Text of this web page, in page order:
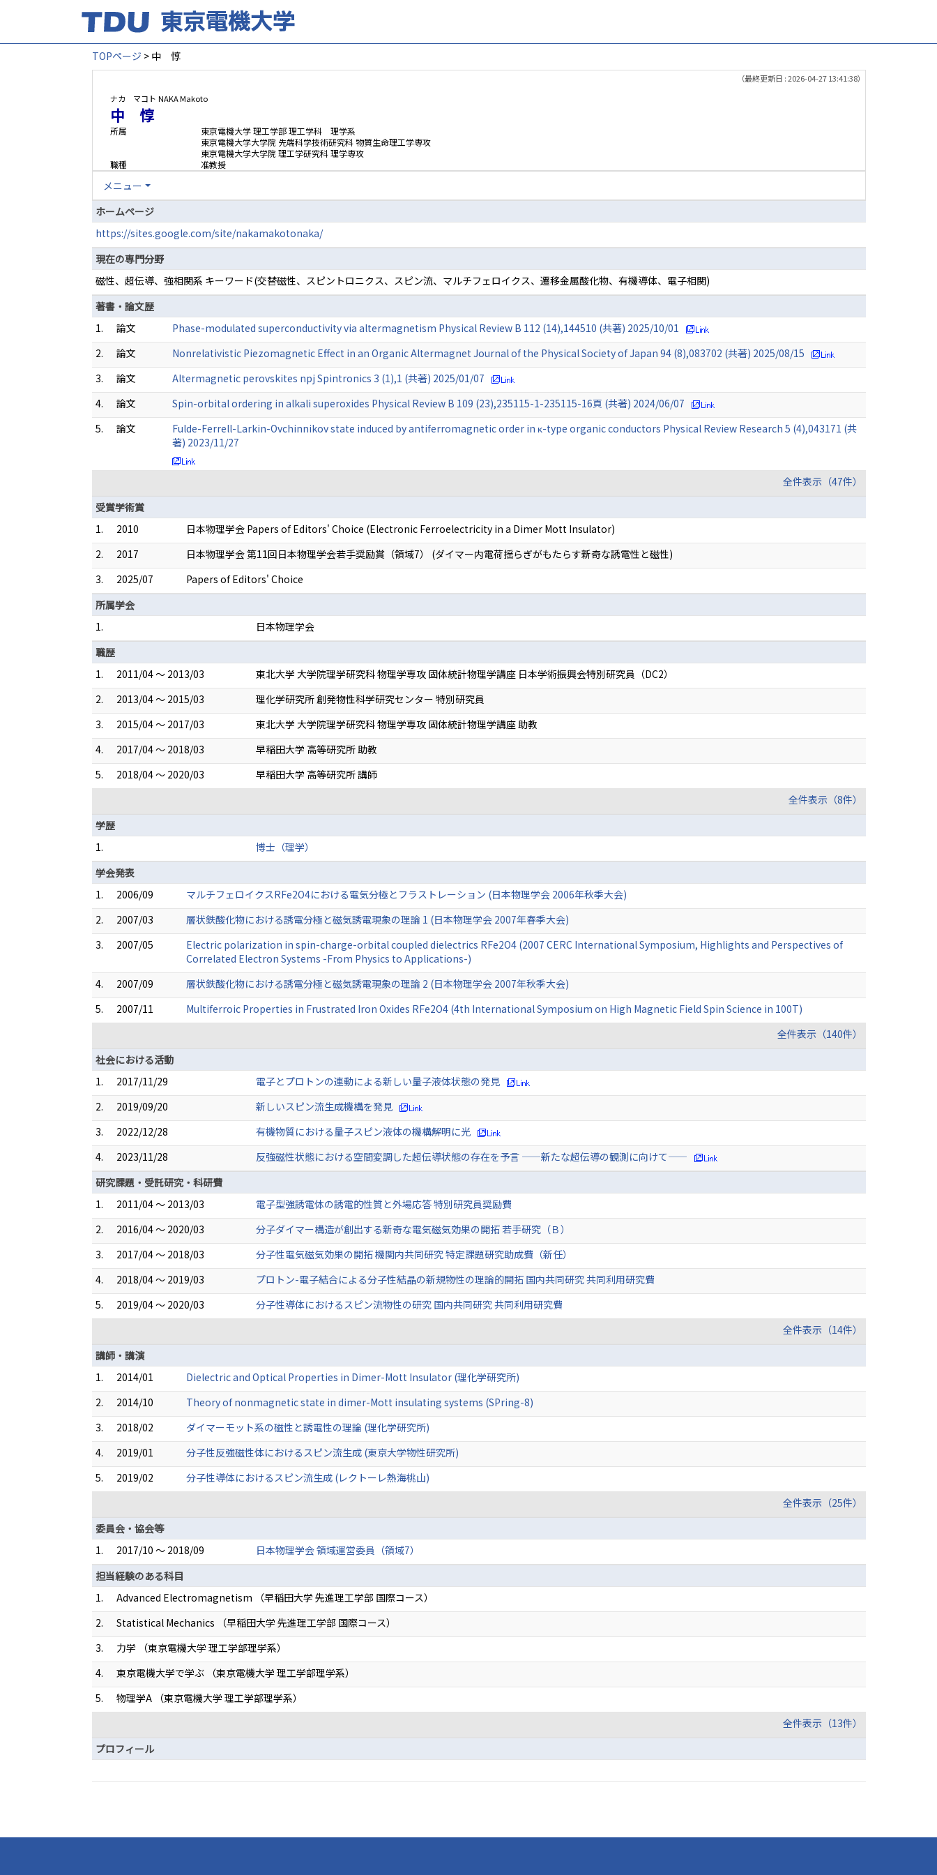
TOPページ > 中 惇
（最終更新日 : 2026-04-27 13:41:38）
ナカ マコト NAKA Makoto
中 惇
所属
東京電機大学 理工学部 理工学科 理学系
東京電機大学大学院 先端科学技術研究科 物質生命理工学専攻
東京電機大学大学院 理工学研究科 理学専攻
職種
准教授
メニュー
ホームページ
https://sites.google.com/site/nakamakotonaka/
現在の専門分野
磁性、超伝導、強相関系 キーワード(交替磁性、スピントロニクス、スピン流、マルチフェロイクス、遷移金属酸化物、有機導体、電子相関)
著書・論文歴
1.
論文
Phase-modulated superconductivity via altermagnetism Physical Review B 112 (14),144510 (共著) 2025/10/01
2.
論文
Nonrelativistic Piezomagnetic Effect in an Organic Altermagnet Journal of the Physical Society of Japan 94 (8),083702 (共著) 2025/08/15
3.
論文
Altermagnetic perovskites npj Spintronics 3 (1),1 (共著) 2025/01/07
4.
論文
Spin-orbital ordering in alkali superoxides Physical Review B 109 (23),235115-1-235115-16頁 (共著) 2024/06/07
5.
論文
Fulde-Ferrell-Larkin-Ovchinnikov state induced by antiferromagnetic order in κ-type organic conductors Physical Review Research 5 (4),043171 (共
著) 2023/11/27
全件表示（47件）
受賞学術賞
1.
2010
日本物理学会 Papers of Editors' Choice (Electronic Ferroelectricity in a Dimer Mott Insulator)
2.
2017
日本物理学会 第11回日本物理学会若手奨励賞（領域7） (ダイマー内電荷揺らぎがもたらす新奇な誘電性と磁性)
3.
2025/07
Papers of Editors' Choice
所属学会
1.
日本物理学会
職歴
1.
2011/04 ～ 2013/03
東北大学 大学院理学研究科 物理学専攻 固体統計物理学講座 日本学術振興会特別研究員（DC2）
2.
2013/04 ～ 2015/03
理化学研究所 創発物性科学研究センター 特別研究員
3.
2015/04 ～ 2017/03
東北大学 大学院理学研究科 物理学専攻 固体統計物理学講座 助教
4.
2017/04 ～ 2018/03
早稲田大学 高等研究所 助教
5.
2018/04 ～ 2020/03
早稲田大学 高等研究所 講師
全件表示（8件）
学歴
1.
博士（理学）
学会発表
1.
2006/09
マルチフェロイクスRFe2O4における電気分極とフラストレーション (日本物理学会 2006年秋季大会)
2.
2007/03
層状鉄酸化物における誘電分極と磁気誘電現象の理論 1 (日本物理学会 2007年春季大会)
3.
2007/05
Electric polarization in spin-charge-orbital coupled dielectrics RFe2O4 (2007 CERC International Symposium, Highlights and Perspectives of
Correlated Electron Systems -From Physics to Applications-)
4.
2007/09
層状鉄酸化物における誘電分極と磁気誘電現象の理論 2 (日本物理学会 2007年秋季大会)
5.
2007/11
Multiferroic Properties in Frustrated Iron Oxides RFe2O4 (4th International Symposium on High Magnetic Field Spin Science in 100T)
全件表示（140件）
社会における活動
1.
2017/11/29
電子とプロトンの連動による新しい量子液体状態の発見
2.
2019/09/20
新しいスピン流生成機構を発見
3.
2022/12/28
有機物質における量子スピン液体の機構解明に光
4.
2023/11/28
反強磁性状態における空間変調した超伝導状態の存在を予言 ——新たな超伝導の観測に向けて——
研究課題・受託研究・科研費
1.
2011/04 ～ 2013/03
電子型強誘電体の誘電的性質と外場応答 特別研究員奨励費
2.
2016/04 ～ 2020/03
分子ダイマー構造が創出する新奇な電気磁気効果の開拓 若手研究（Ｂ）
3.
2017/04 ～ 2018/03
分子性電気磁気効果の開拓 機関内共同研究 特定課題研究助成費（新任）
4.
2018/04 ～ 2019/03
プロトン-電子結合による分子性結晶の新規物性の理論的開拓 国内共同研究 共同利用研究費
5.
2019/04 ～ 2020/03
分子性導体におけるスピン流物性の研究 国内共同研究 共同利用研究費
全件表示（14件）
講師・講演
1.
2014/01
Dielectric and Optical Properties in Dimer-Mott Insulator (理化学研究所)
2.
2014/10
Theory of nonmagnetic state in dimer-Mott insulating systems (SPring-8)
3.
2018/02
ダイマーモット系の磁性と誘電性の理論 (理化学研究所)
4.
2019/01
分子性反強磁性体におけるスピン流生成 (東京大学物性研究所)
5.
2019/02
分子性導体におけるスピン流生成 (レクトーレ熱海桃山)
全件表示（25件）
委員会・協会等
1.
2017/10 ～ 2018/09
日本物理学会 領域運営委員（領域7）
担当経験のある科目
1.
Advanced Electromagnetism （早稲田大学 先進理工学部 国際コース）
2.
Statistical Mechanics （早稲田大学 先進理工学部 国際コース）
3.
力学 （東京電機大学 理工学部理学系）
4.
東京電機大学で学ぶ （東京電機大学 理工学部理学系）
5.
物理学A （東京電機大学 理工学部理学系）
全件表示（13件）
プロフィール